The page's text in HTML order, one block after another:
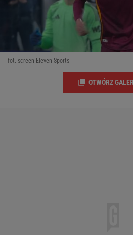
fot. screen Eleven Sports
OTWÓRZ